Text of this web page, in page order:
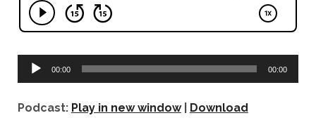
Tocador
00:00 00:00
Podcast: Play in new window| Download